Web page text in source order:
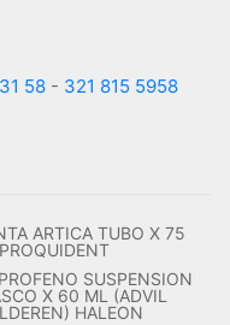
58 - 321 815 5958
ARTICA TUBO X 75
ML PROQUIDENT
SUSPENSION
X 60 ML (ADVIL
HALEON